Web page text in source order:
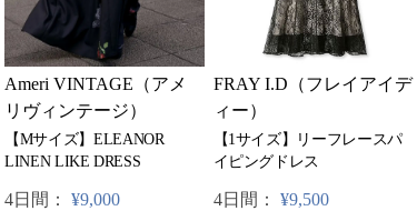
Ameri VINTAGE（アメ
リヴィンテージ）
【Mサイズ】ELEANOR
LINEN LIKE DRESS
4日間： ¥9,000
FRAY I.D（フレイアイデ
ィー）
【1サイズ】リーフレースパ
イピングドレス
4日間： ¥9,500